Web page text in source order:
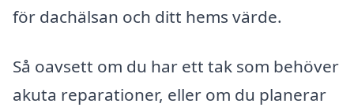
för dachälsan och ditt hems värde.
Så oavsett om du har ett tak som behöver
akuta reparationer, eller om du planerar